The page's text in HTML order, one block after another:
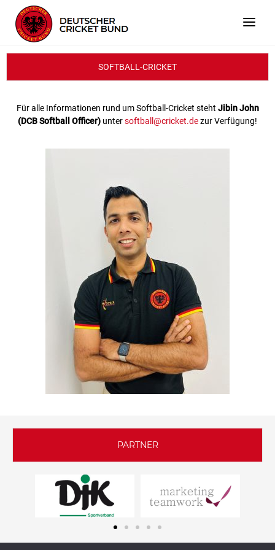
SOFTBALL-CRICKET
Für alle Informationen rund um Softball-Cricket steht Jibin John
(DCB Softball Officer) untersoftball@cricket.dezur Verfügung!
PARTNER